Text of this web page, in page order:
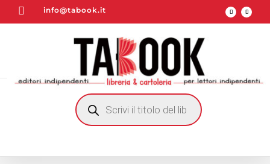
 info@tabook.it
RICERCA
PRODOTTI